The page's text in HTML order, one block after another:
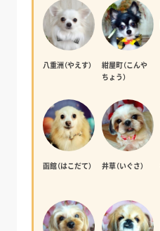
八重洲（やえす）
紺屋町（こんや
ちょう）
函館（はこだて） 井草（いぐさ）